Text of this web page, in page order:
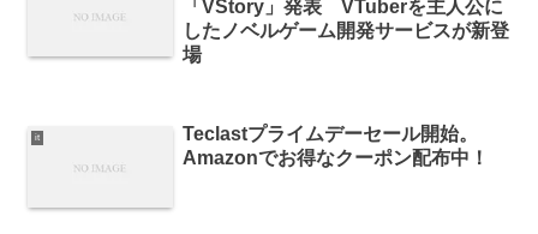
「VStory」発表 VTuberを主人公に
したノベルゲーム開発サービスが新登
場
it
Teclastプライムデーセール開始。
Amazonでお得なクーポン配布中！